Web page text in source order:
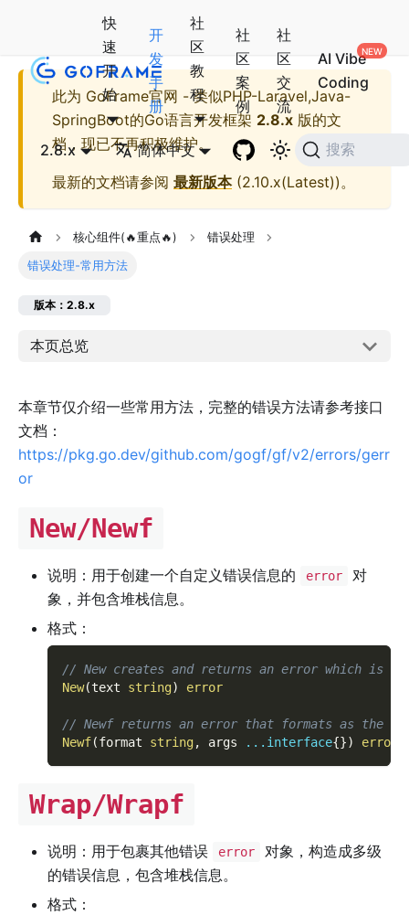
快
速
开
始
开
发
手
册
社
区
教
程
社
区
案
例
社
区
交
流
AI Vibe
Coding
2.8.x 简体中文 搜索
此为 GoFrame官网 - 类似PHP-Laravel,Java-
SpringBoot的Go语言开发框架 2.8.x 版的文
档，现已不再积极维护。
最新的文档请参阅 最新版本(2.10.x(Latest))。
核心组件(🔥重点🔥) 错误处理
错误处理-常用方法
版本：2.8.x
本页总览
本章节仅介绍一些常用方法，完整的错误方法请参考接口
文档：
https://pkg.go.dev/github.com/gogf/gf/v2/errors/gerr
or
New/Newf
说明：用于创建一个自定义错误信息的 error
对
象，并包含堆栈信息。
格式：
// New creates and returns an error which is
New(text string) error
// Newf returns an error that formats as the
Newf(format string, args ... interface{}) error
Wrap/Wrapf
说明：用于包裹其他错误 error
对象，构造成多级
的错误信息，包含堆栈信息。
格式：